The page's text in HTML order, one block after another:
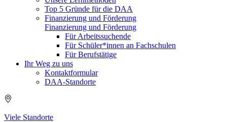
Top 5 Gründe für die DAA
Finanzierung und Förderung
Finanzierung und Förderung
Für Arbeitssuchende
Für Schüler*innen an Fachschulen
Für Berufstätige
Ihr Weg zu uns
Kontaktformular
DAA-Standorte
Viele Standorte